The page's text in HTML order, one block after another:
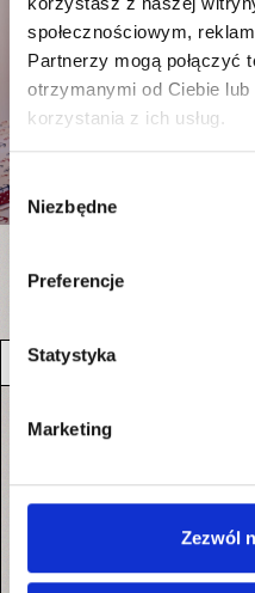
społecznościowym,
Partnerzy mogą połączyć
otrzymanymi od Ciebie
korzystania z ich usług.
Wybór
zgody
Niezbędne
Preferencje
Statystyka
Marketing
Zezwól
Pokój 2 osobowy
lodówka, mikrofalówka,
łoże małżeńskie z
szafki nocne,na